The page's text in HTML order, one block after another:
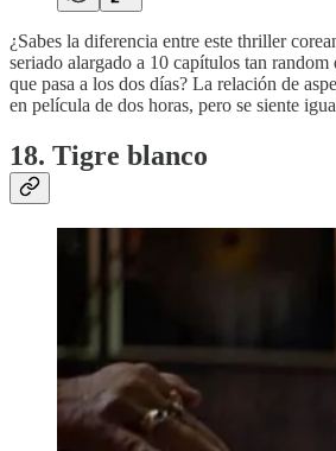
¿Sabes la diferencia entre este thriller
seriado alargado a 10 capítulos tan
que pasa a los dos días? La relación de
en película de dos horas, pero se siente
18. Tigre blanco